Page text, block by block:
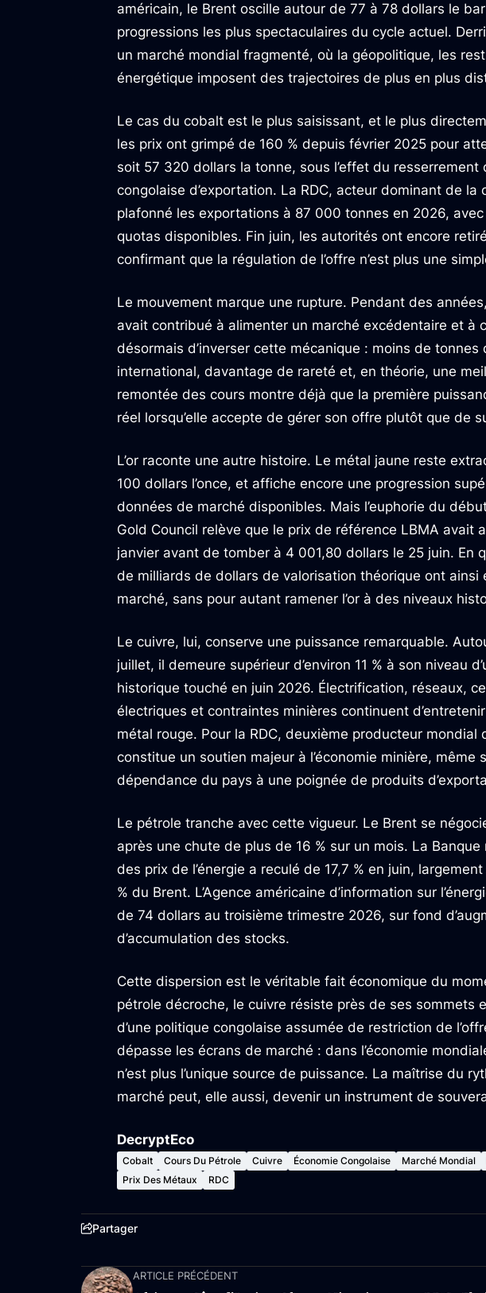
américain, le Brent oscille autour de 77 à 78 dollars le
progressions les plus spectaculaires du cycle actuel.
un marché mondial fragmenté, où la géopolitique, les
énergétique imposent des trajectoires de plus en plus
Le cas du cobalt est le plus saisissant, et le plus
les prix ont grimpé de 160 % depuis février 2025 pour
soit 57 320 dollars la tonne, sous l’effet du resserrement
congolaise d’exportation. La RDC, acteur dominant de
plafonné les exportations à 87 000 tonnes en 2026,
quotas disponibles. Fin juin, les autorités ont encore
confirmant que la régulation de l’offre n’est plus une
Le mouvement marque une rupture. Pendant des
avait contribué à alimenter un marché excédentaire et à
désormais d’inverser cette mécanique : moins de
international, davantage de rareté et, en théorie, une
remontée des cours montre déjà que la première
réel lorsqu’elle accepte de gérer son offre plutôt que de
L’or raconte une autre histoire. Le métal jaune reste
100 dollars l’once, et affiche encore une progression
données de marché disponibles. Mais l’euphorie du
Gold Council relève que le prix de référence LBMA avait
janvier avant de tomber à 4 001,80 dollars le 25 juin. En
de milliards de dollars de valorisation théorique ont ainsi
marché, sans pour autant ramener l’or à des niveaux
Le cuivre, lui, conserve une puissance remarquable.
juillet, il demeure supérieur d’environ 11 % à son niveau
historique touché en juin 2026. Électrification, réseaux,
électriques et contraintes minières continuent
métal rouge. Pour la RDC, deuxième producteur
constitue un soutien majeur à l’économie minière, même
dépendance du pays à une poignée de produits
Le pétrole tranche avec cette vigueur. Le Brent se
après une chute de plus de 16 % sur un mois. La
des prix de l’énergie a reculé de 17,7 % en juin,
% du Brent. L’Agence américaine d’information sur
de 74 dollars au troisième trimestre 2026, sur fond
d’accumulation des stocks.
Cette dispersion est le véritable fait économique du
pétrole décroche, le cuivre résiste près de ses sommets
d’une politique congolaise assumée de restriction de
dépasse les écrans de marché : dans l’économie
n’est plus l’unique source de puissance. La maîtrise du
marché peut, elle aussi, devenir un instrument de
DecryptEco
Cobalt Cours Du Pétrole Cuivre Économie Congolaise Marché Mondial
Prix Des Métaux
RDC
Partager
ARTICLE PRÉCÉDENT